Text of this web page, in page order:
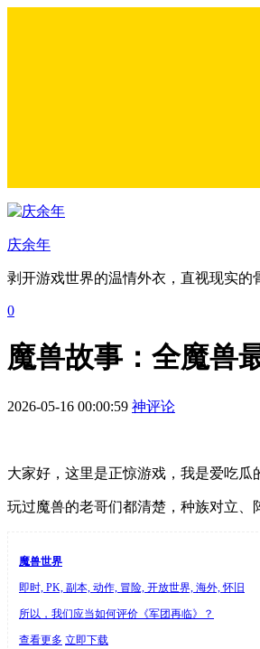
庆余年
剥开游戏世界的温情外衣，直视现实的
0
魔兽故事：全魔兽
2026-05-16 00:00:59 神评论
大家好，这里是正惊游戏，我是爱吃瓜
玩过魔兽的老哥们都清楚，种族对立、
魔兽世界
即时, PK, 副本, 动作, 冒险, 开放世界, 海外, 怀旧
所以，我们应当如何评价《军团再临》？
查看更多 立即下载